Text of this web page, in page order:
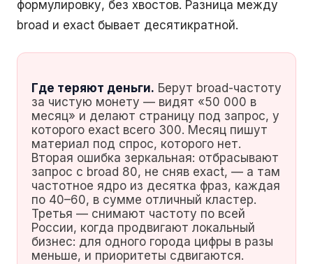
формулировку, без хвостов. Разница между
broad и exact бывает десятикратной.
Где теряют деньги. Берут broad-частоту
за чистую монету — видят «50 000 в
месяц» и делают страницу под запрос, у
которого exact всего 300. Месяц пишут
материал под спрос, которого нет.
Вторая ошибка зеркальная: отбрасывают
запрос с broad 80, не сняв exact, — а там
частотное ядро из десятка фраз, каждая
по 40–60, в сумме отличный кластер.
Третья — снимают частоту по всей
России, когда продвигают локальный
бизнес: для одного города цифры в разы
меньше, и приоритеты сдвигаются.